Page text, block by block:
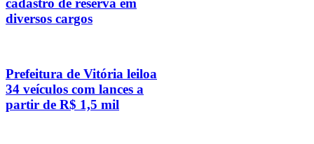
cadastro de reserva em
diversos cargos
Prefeitura de Vitória leiloa
34 veículos com lances a
partir de R$ 1,5 mil